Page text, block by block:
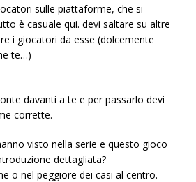
sulle piattaforme, che si
è casuale qui. devi saltare su altre
i giocatori da esse (dolcemente
te…)
davanti a te e per passarlo devi
corrette.
visto nella serie e questo gioco
dettagliata?
o nel peggiore dei casi al centro.